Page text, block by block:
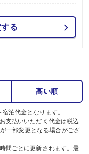
る
高い順
泊代金となります。
支払いいただく代金は税込
一部変更となる場合がござ
間ごとに更新されます。最